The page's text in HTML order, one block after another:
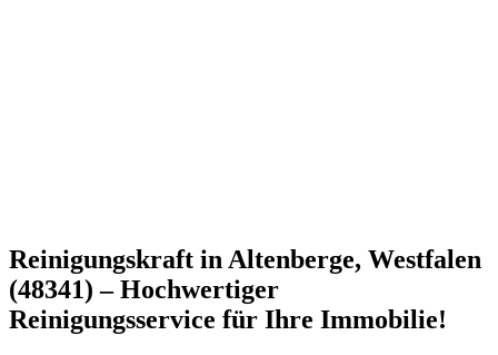
Reinigungskraft in Altenberge, Westfalen
(48341) – Hochwertiger
Reinigungsservice für Ihre Immobilie!